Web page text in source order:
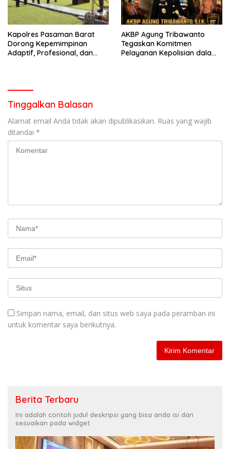
Kapolres Pasaman Barat
Dorong Kepemimpinan
Adaptif, Profesional, dan
AKBP Agung Tribawanto
Tegaskan Komitmen
Pelayanan Kepolisian dalam
Tinggalkan Balasan
Alamat email Anda tidak akan dipublikasikan. Ruas yang wajib
ditandai *
Simpan nama, email, dan situs web saya pada peramban ini
untuk komentar saya berikutnya.
Berita Terbaru
Ini adalah contoh judul deskripsi yang bisa anda isi dan
sesuaikan pada widget